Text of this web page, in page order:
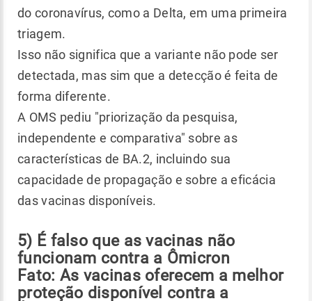
do coronavírus, como a Delta, em uma primeira
triagem.
Isso não significa que a variante não pode ser
detectada, mas sim que a detecção é feita de
forma diferente.
A OMS pediu "priorização da pesquisa,
independente e comparativa" sobre as
características de BA.2, incluindo sua
capacidade de propagação e sobre a eficácia
das vacinas disponíveis.
5) É falso que as vacinas não
funcionam contra a Ômicron
Fato: As vacinas oferecem a melhor
proteção disponível contra a